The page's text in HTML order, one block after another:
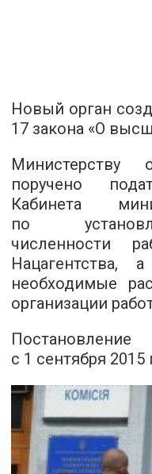
Новый орган
17 закона «О
Министерству
поручено
Кабинета
по
численности
Нацагентства,
необходимые
организации
с 1 сентября 2015